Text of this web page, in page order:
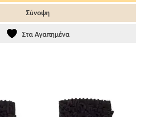
Σύνοψη
Στα Αγαπημένα